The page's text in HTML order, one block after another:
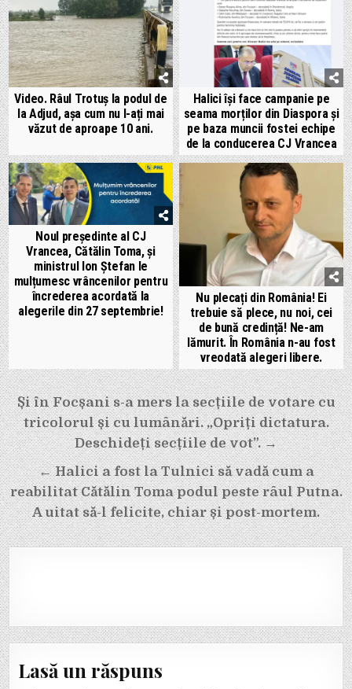
Video. Râul Trotuș la podul de
la Adjud, așa cum nu l-ați mai
văzut de aproape 10 ani.
Halici își face campanie pe
seama morților din Diaspora și
pe baza muncii fostei echipe
de la conducerea CJ Vrancea
Noul președinte al CJ
Vrancea, Cătălin Toma, și
ministrul Ion Ștefan le
mulțumesc vrâncenilor pentru
încrederea acordată la
alegerile din 27 septembrie!
Nu plecați din România! Ei
trebuie să plece, nu noi, cei
de bună credință! Ne-am
lămurit. În România n-au fost
vreodată alegeri libere.
Navigare
în
articole
Și în Focșani s-a mers la secțiile de votare cu
tricolorul și cu lumânări. „Opriți dictatura.
Deschideți secțiile de vot”. →
← Halici a fost la Tulnici să vadă cum a
reabilitat Cătălin Toma podul peste râul Putna.
A uitat să-l felicite, chiar și post-mortem.
Lasă un răspuns